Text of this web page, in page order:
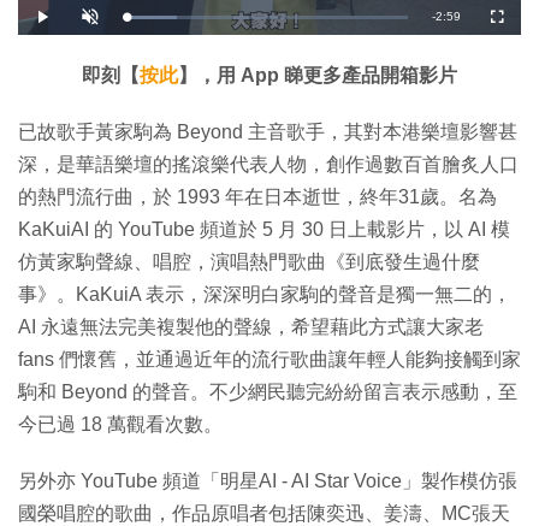
播
放
開
啟
載
入
:
1
0
%
剩
時
間
-2:59
全
螢
即刻【按此】，用 App 睇更多產品開箱影片
已故歌手黃家駒為 Beyond 主音歌手，其對本港樂壇影響甚
深，是華語樂壇的搖滾樂代表人物，創作過數百首膾炙人口
的熱門流行曲，於 1993 年在日本逝世，終年31歲。名為
KaKuiAI 的 YouTube 頻道於 5 月 30 日上載影片，以 AI 模
仿黃家駒聲線、唱腔，演唱熱門歌曲《到底發生過什麼
事》。KaKuiA 表示，深深明白家駒的聲音是獨一無二的，
AI 永遠無法完美複製他的聲線，希望藉此方式讓大家老
fans 們懷舊，並通過近年的流行歌曲讓年輕人能夠接觸到家
駒和 Beyond 的聲音。不少網民聽完紛紛留言表示感動，至
今已過 18 萬觀看次數。
另外亦 YouTube 頻道「明星AI - AI Star Voice」製作模仿張
國榮唱腔的歌曲，作品原唱者包括陳奕迅、姜濤、MC張天